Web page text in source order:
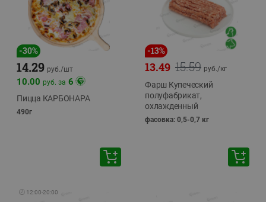
-30%
14.29 руб./шт
10.00 руб. за 6
Пицца КАРБОНАРА
490г
-13%
15.59
13.49 руб./кг
Фарш Купеческий
полуфабрикат,
охлажденный
фасовка: 0,5-0,7 кг
🕘 12:00-20:00